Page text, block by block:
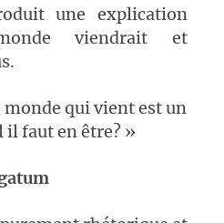
une explication
viendrait et
monde qui vient est un
il faut en être? »